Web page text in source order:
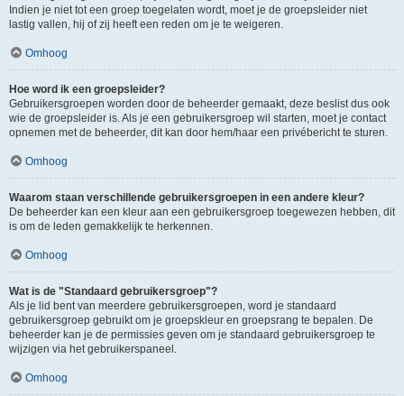
Indien je niet tot een groep toegelaten wordt, moet je de groepsleider niet
lastig vallen, hij of zij heeft een reden om je te weigeren.
Omhoog
Hoe word ik een groepsleider?
Gebruikersgroepen worden door de beheerder gemaakt, deze beslist dus ook
wie de groepsleider is. Als je een gebruikersgroep wil starten, moet je contact
opnemen met de beheerder, dit kan door hem/haar een privébericht te sturen.
Omhoog
Waarom staan verschillende gebruikersgroepen in een andere kleur?
De beheerder kan een kleur aan een gebruikersgroep toegewezen hebben, dit
is om de leden gemakkelijk te herkennen.
Omhoog
Wat is de "Standaard gebruikersgroep"?
Als je lid bent van meerdere gebruikersgroepen, word je standaard
gebruikersgroep gebruikt om je groepskleur en groepsrang te bepalen. De
beheerder kan je de permissies geven om je standaard gebruikersgroep te
wijzigen via het gebruikerspaneel.
Omhoog